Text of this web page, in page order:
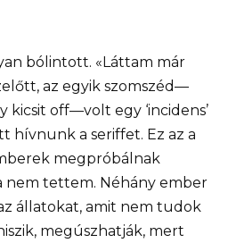
bólintott. «Láttam már
az egyik szomszéd—
kicsit off—volt egy ‘incidens’
hívnunk a seriffet. Ez az a
megpróbálnak
nem tettem. Néhány ember
állatokat, amit nem tudok
megúszhatják, mert